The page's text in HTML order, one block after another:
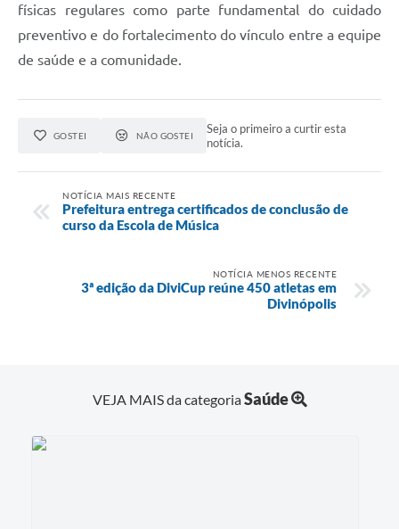
físicas regulares como parte fundamental do cuidado
preventivo e do fortalecimento do vínculo entre a equipe
de saúde e a comunidade.
GOSTEI NÃO GOSTEI
Seja o primeiro a curtir esta
notícia.
NOTÍCIA MAIS RECENTE
Prefeitura entrega certificados de conclusão de
curso da Escola de Música
NOTÍCIA MENOS RECENTE
3ª edição da DiviCup reúne 450 atletas em
Divinópolis
VEJA MAIS da categoriaSaúde